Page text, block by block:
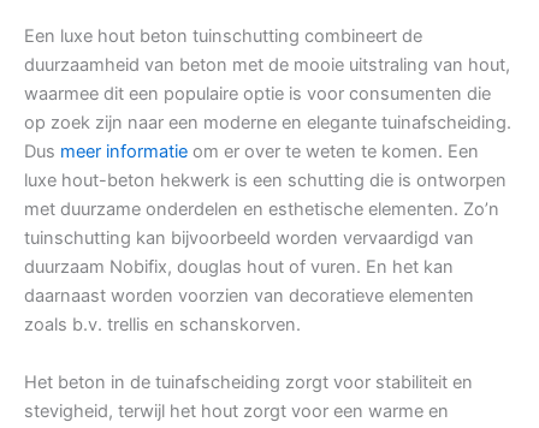
Een luxe hout beton tuinschutting combineert de
duurzaamheid van beton met de mooie uitstraling van hout,
waarmee dit een populaire optie is voor consumenten die
op zoek zijn naar een moderne en elegante tuinafscheiding.
Dus meer informatie om er over te weten te komen. Een
luxe hout-beton hekwerk is een schutting die is ontworpen
met duurzame onderdelen en esthetische elementen. Zo’n
tuinschutting kan bijvoorbeeld worden vervaardigd van
duurzaam Nobifix, douglas hout of vuren. En het kan
daarnaast worden voorzien van decoratieve elementen
zoals b.v. trellis en schanskorven.
Het beton in de tuinafscheiding zorgt voor stabiliteit en
stevigheid, terwijl het hout zorgt voor een warme en